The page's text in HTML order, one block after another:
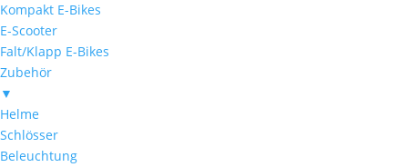
Kompakt E-Bikes
E-Scooter
Falt/Klapp E-Bikes
Zubehör
▼
Helme
Schlösser
Beleuchtung